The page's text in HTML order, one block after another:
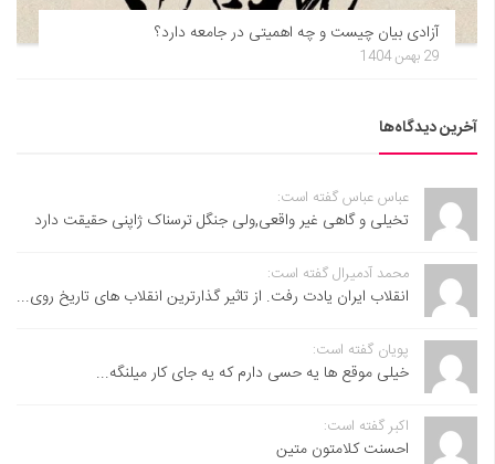
آزادی بیان چیست و چه اهمیتی در جامعه دارد؟
29 بهمن 1404
آخرین دیدگاه‌ها
عباس عباس گفته است:
تخیلی و گاهی غیر واقعی,ولی جنگل ترسناک ژاپنی حقیقت دارد
محمد آدمیرال گفته است:
انقلاب ایران یادت رفت. از تاثیر گذارترین انقلاب های تاریخ روی...
پویان گفته است:
خیلی موقع ها یه حسی دارم که یه جای کار میلنگه...
اکبر گفته است:
احسنت ‌کلامتون متین